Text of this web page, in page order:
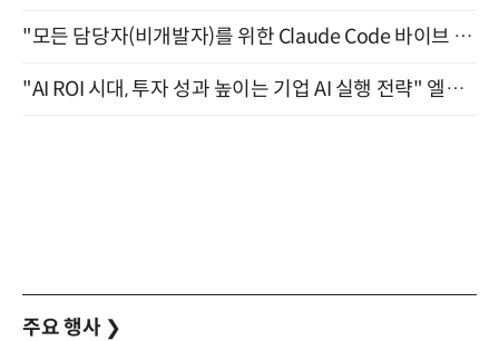
"모든 담당자(비개발자)를 위한 Claude Code 바이브 코딩 2-day 부트캠프" 9월 16~17일 개최
"AI ROI 시대, 투자 성과 높이는 기업 AI 실행 전략" 엘타워 6층 (9월 18일)
주요 행사 ❯